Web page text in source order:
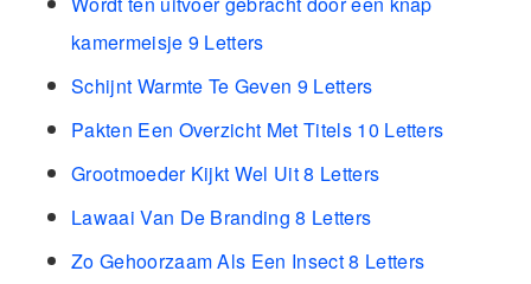
kamermeisje 9 Letters
Schijnt Warmte Te Geven 9 Letters
Pakten Een Overzicht Met Titels 10 Letters
Grootmoeder Kijkt Wel Uit 8 Letters
Lawaai Van De Branding 8 Letters
Zo Gehoorzaam Als Een Insect 8 Letters